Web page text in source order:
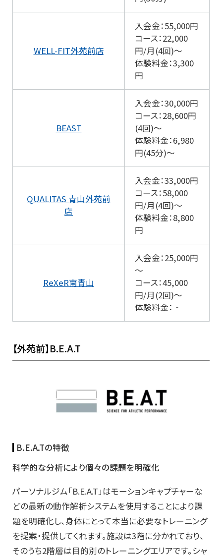
WELL-FIT外苑前店
入会金：55,000円
コース：22,000
円/月(4回)～
体験料金：3,300
円
BEAST
入会金：30,000円
コース：28,600円
(4回)～
体験料金：6,980
円(45分)～
QUALITAS 青山外苑前
店
入会金：33,000円
コース：58,000
円/月(4回)～
体験料金：8,800
円
ReXeR南青山
入会金：25,000円
～
コース：45,000
円/月(2回)～
体験料金：‐
【外苑前】B.E.A.T
B.E.A.Tの特徴
科学的な分析により個々の課題を明確化
パーソナルジム「B.E.A.T」はモーションキャプチャーな
どの最新の動作解析システムを使用することにより課
題を明確化し、身体にとって本当に必要なトレーニング
を提案・提供してくれます。施設は3階に分かれており、
そのうち2階層は目的別のトレーニングエリアです。シャ